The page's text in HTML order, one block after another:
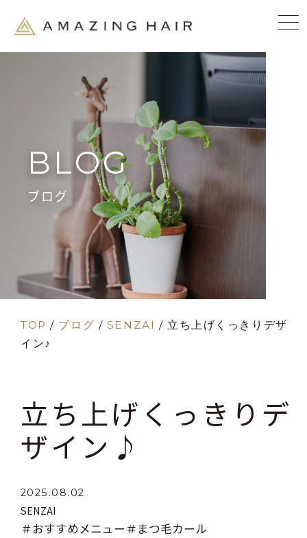
BLOG
ブログ
TOP / ブログ / SENZAI / 立ち上げくっきりデザ
イン♪
立ち上げくっきりデ
ザイン♪
2025.08.02
SENZAI
＃おすすめメニュー ＃まつ毛カール